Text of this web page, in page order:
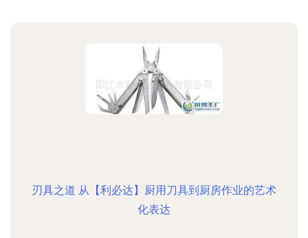
刃具之道 从【利必达】厨用刀具到厨房作业的艺术
化表达